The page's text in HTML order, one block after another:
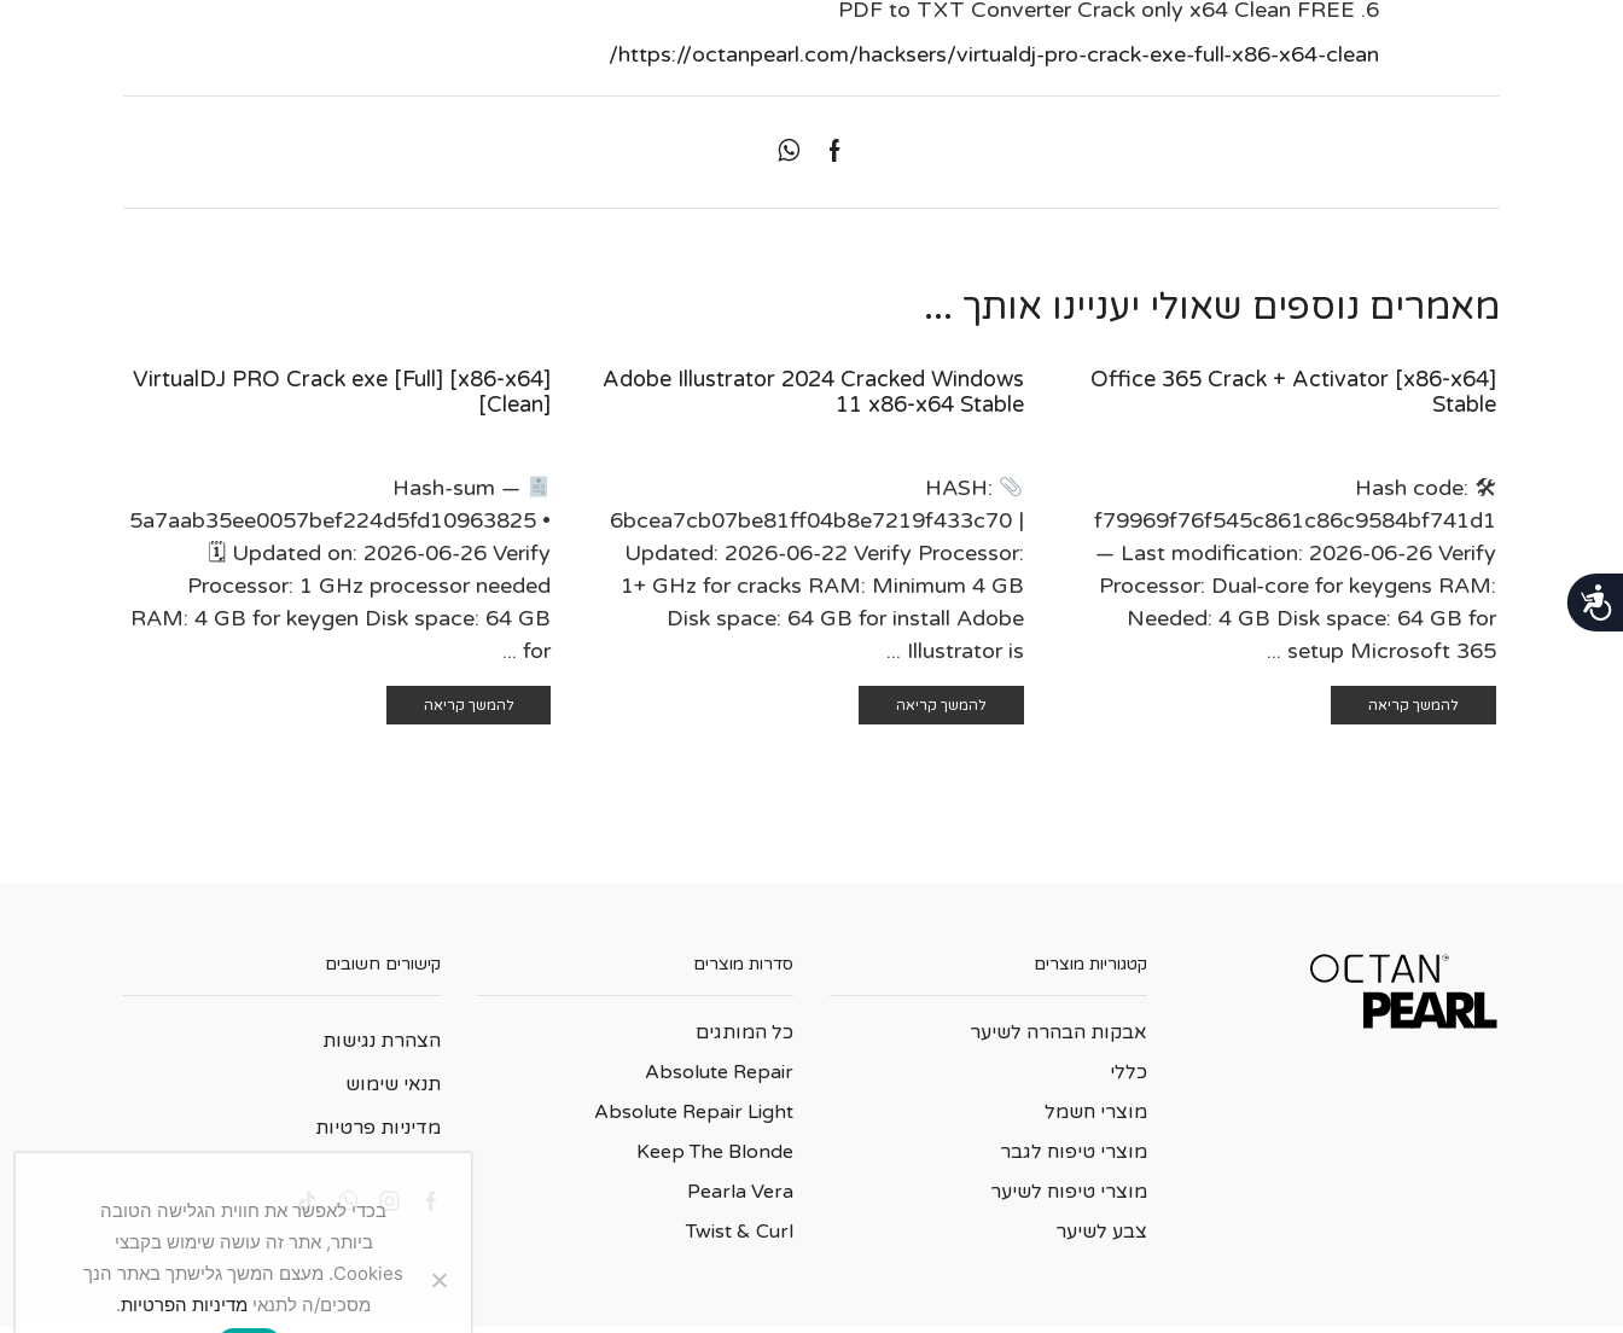
נגישות
PDF to TXT Converter Crack only x64 Clean FREE
https://octanpearl.com/hacksers/virtualdj-pro-crack-exe-full-x86-x64-clean/
מאמרים נוספים שאולי יעניינו אותך ...
Office 365 Crack + Activator [x86-x64]
Stable
🛠 Hash code:
f79969f76f545c861c86c9584bf741d1
— Last modification: 2026-06-26 Verify
Processor: Dual-core for keygens RAM:
Needed: 4 GB Disk space: 64 GB for
setup Microsoft 365 ...
להמשך קריאה
Adobe Illustrator 2024 Cracked Windows
11 x86-x64 Stable
HASH:
6bcea7cb07be81ff04b8e7219f433c70 |
Updated: 2026-06-22 Verify Processor:
1+ GHz for cracks RAM: Minimum 4 GB
Disk space: 64 GB for install Adobe
Illustrator is ...
להמשך קריאה
VirtualDJ PRO Crack exe [Full] [x86-x64]
[Clean]
Hash-sum —
5a7aab35ee0057bef224d5fd10963825 •
🗓 Updated on: 2026-06-26 Verify
Processor: 1 GHz processor needed
RAM: 4 GB for keygen Disk space: 64 GB
for ...
להמשך קריאה
קטגוריות מוצרים
אבקות הבהרה לשיער
כללי
מוצרי חשמל
מוצרי טיפוח לגבר
מוצרי טיפוח לשיער
צבע לשיער
סדרות מוצרים
כל המותגים
Absolute Repair
Absolute Repair Light
Keep The Blonde
Pearla Vera
Twist & Curl
קישורים חשובים
הצהרת נגישות
תנאי שימוש
מדיניות פרטיות
בכדי לאפשר את חווית הגלישה הטובה
ביותר, אתר זה עושה שימוש בקבצי
Cookies. מעצם המשך גלישתך באתר הנך
מסכים/ה לתנאי מדיניות הפרטיות.